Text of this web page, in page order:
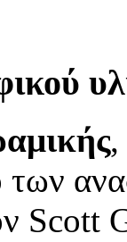
,
των
Scott